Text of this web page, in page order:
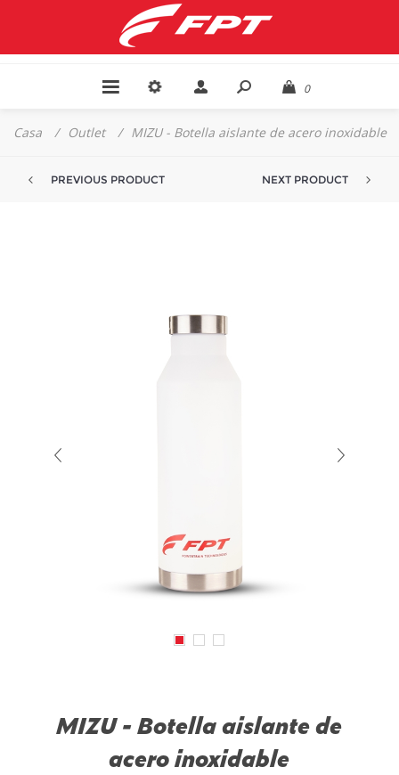
0
Casa / Outlet / MIZU - Botella aislante de acero inoxidable
PREVIOUS PRODUCT NEXT PRODUCT
MIZU - Botella aislante de
acero inoxidable